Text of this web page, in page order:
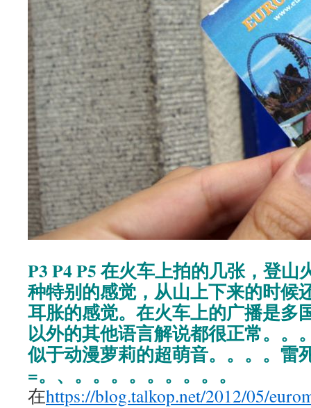
P3 P4 P5 在火车上拍的几张，登山
种特别的感觉，从山上下来的时候
耳胀的感觉。在火车上的广播是多
以外的其他语言解说都很正常。。
似于动漫萝莉的超萌音。。。。雷
=。、。。。。。。。。。
在https://blog.talkop.net/2012/05/